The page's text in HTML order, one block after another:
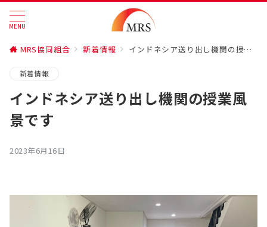
MENU
MRS協同組合 新着情報 インドネシア送り出し機関の授業風景です
新着情報
インドネシア送り出し機関の授業風
景です
2023年6月16日